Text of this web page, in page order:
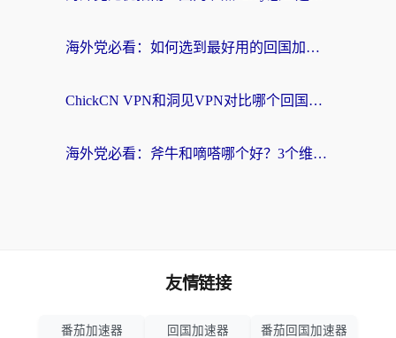
海外党必看：如何选到最好用的回国加速器？从节点到售后的全维度指南
ChickCN VPN和洞见VPN对比哪个回国效果更好？海外党亲测3款加速器+避坑指南
海外党必看：斧牛和嘀嗒哪个好？3个维度教你选对回国加速器
友情链接
番茄加速器 回国加速器 番茄回国加速器